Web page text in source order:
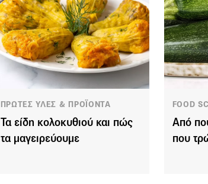
ΠΡΩΤΕΣ ΥΛΕΣ & ΠΡΟΪΟΝΤΑ
Τα είδη κολοκυθιού και πώς
τα μαγειρεύουμε
FOOD
Από
που